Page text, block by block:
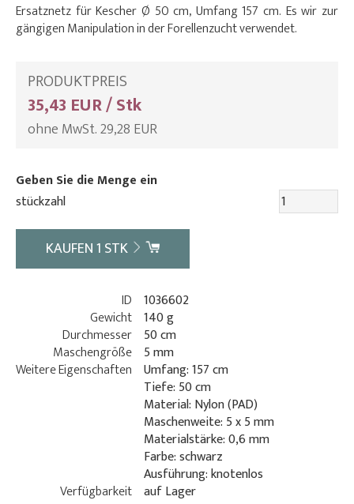
Ersatznetz für Kescher Ø 50 cm, Umfang 157 cm. Es wir zur
gängigen Manipulation in der Forellenzucht verwendet.
PRODUKTPREIS
35,43 EUR / Stk
ohne MwSt. 29,28 EUR
Geben Sie die Menge ein
stückzahl
KAUFEN1 STK
ID 1036602
Gewicht 140 g
Durchmesser 50 cm
Maschengröße 5 mm
Weitere Eigenschaften Umfang: 157 cm
Tiefe: 50 cm
Material: Nylon (PAD)
Maschenweite: 5 x 5 mm
Materialstärke: 0,6 mm
Farbe: schwarz
Ausführung: knotenlos
Verfügbarkeit auf Lager